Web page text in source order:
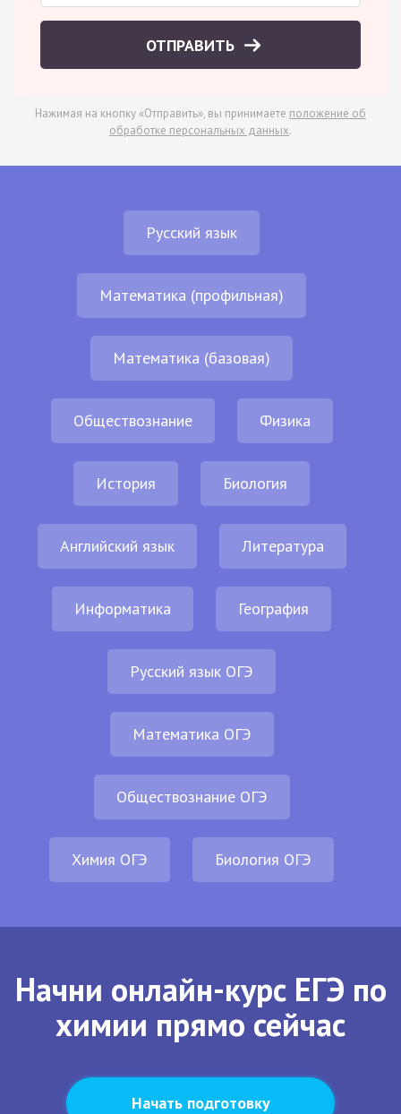
ОТПРАВИТЬ
Нажимая на кнопку «Отправить», вы принимаете положение об
обработке персональных данных.
Русский язык
Математика (профильная)
Математика (базовая)
Обществознание Физика
История Биология
Английский язык Литература
Информатика География
Русский язык ОГЭ
Математика ОГЭ
Обществознание ОГЭ
Химия ОГЭ Биология ОГЭ
Начни онлайн-курс ЕГЭ по
химии прямо сейчас
Начать подготовку